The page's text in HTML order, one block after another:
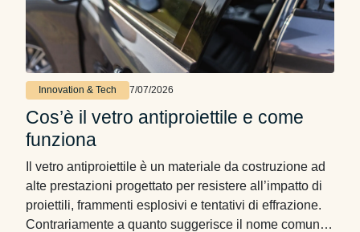
Innovation & Tech 7/07/2026
Cos’è il vetro antiproiettile e come
funziona
Il vetro antiproiettile è un materiale da costruzione ad
alte prestazioni progettato per resistere all’impatto di
proiettili, frammenti esplosivi e tentativi di effrazione.
Contrariamente a quanto suggerisce il nome comune,